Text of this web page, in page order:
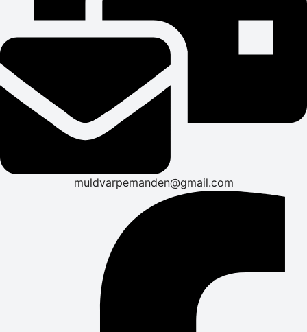
muldvarpemanden@gmail.com